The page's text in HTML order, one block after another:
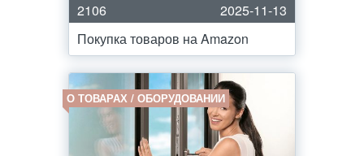
2106
2025-11-13
Покупка товаров на Amazon
О ТОВАРАХ / ОБОРУДОВАНИИ